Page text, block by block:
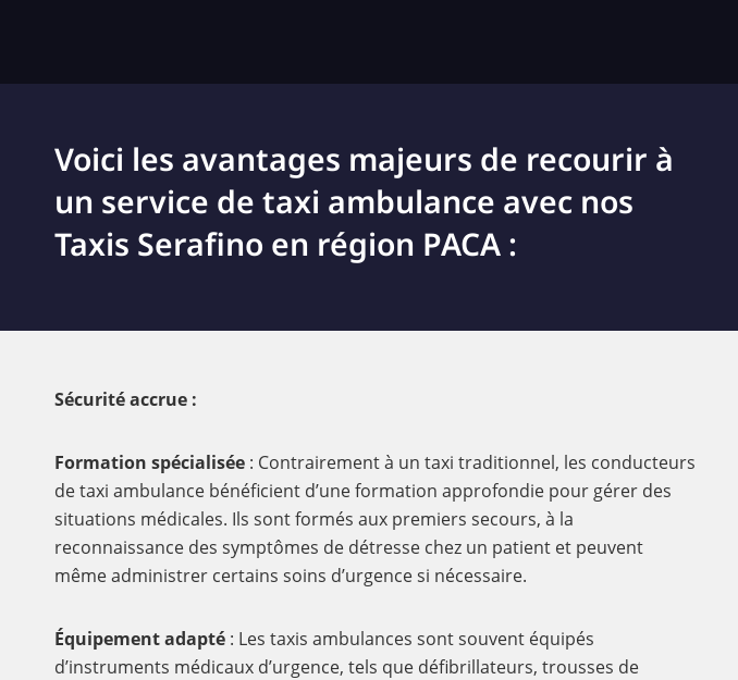
Voici les avantages majeurs de recourir à
un service de taxi ambulance avec nos
Taxis Serafino en région PACA :
Sécurité accrue :
Formation spécialisée : Contrairement à un taxi traditionnel, les conducteurs
de taxi ambulance bénéficient d’une formation approfondie pour gérer des
situations médicales. Ils sont formés aux premiers secours, à la
reconnaissance des symptômes de détresse chez un patient et peuvent
même administrer certains soins d’urgence si nécessaire.
Équipement adapté : Les taxis ambulances sont souvent équipés
d’instruments médicaux d’urgence, tels que défibrillateurs, trousses de